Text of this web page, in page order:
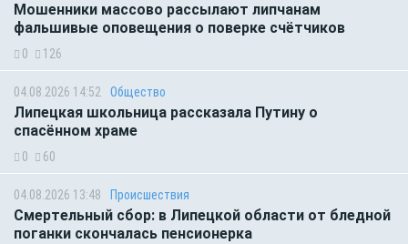
Мошенники массово рассылают липчанам
фальшивые оповещения о поверке счётчиков
0 126
04.08.2026 14:52 Общество
Липецкая школьница рассказала Путину о
спасённом храме
0 60
04.08.2026 13:48 Происшествия
Смертельный сбор: в Липецкой области от бледной
поганки скончалась пенсионерка